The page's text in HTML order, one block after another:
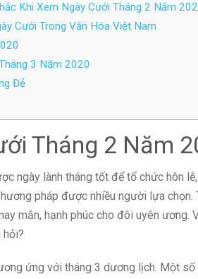
Khi Xem Ngày Cưới Tháng 2 Năm
Cưới Trong Văn Hóa Việt Nam
3 Năm 2020
Đẻ
Tháng 2 Năm
ngày lành tháng tốt để tổ chức hôn
pháp được nhiều người lựa chọn.
mắn, hạnh phúc cho đôi uyên ương.
ứng với tháng 3 dương lịch. Một